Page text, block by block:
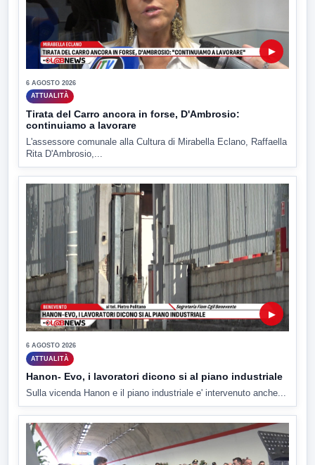
▶
6 AGOSTO 2026
ATTUALITÀ
Tirata del Carro ancora in forse, D'Ambrosio:
continuiamo a lavorare
L'assessore comunale alla Cultura di Mirabella Eclano, Raffaella
Rita D'Ambrosio,...
▶
6 AGOSTO 2026
ATTUALITÀ
Hanon- Evo, i lavoratori dicono si al piano industriale
Sulla vicenda Hanon e il piano industriale e' intervenuto anche...